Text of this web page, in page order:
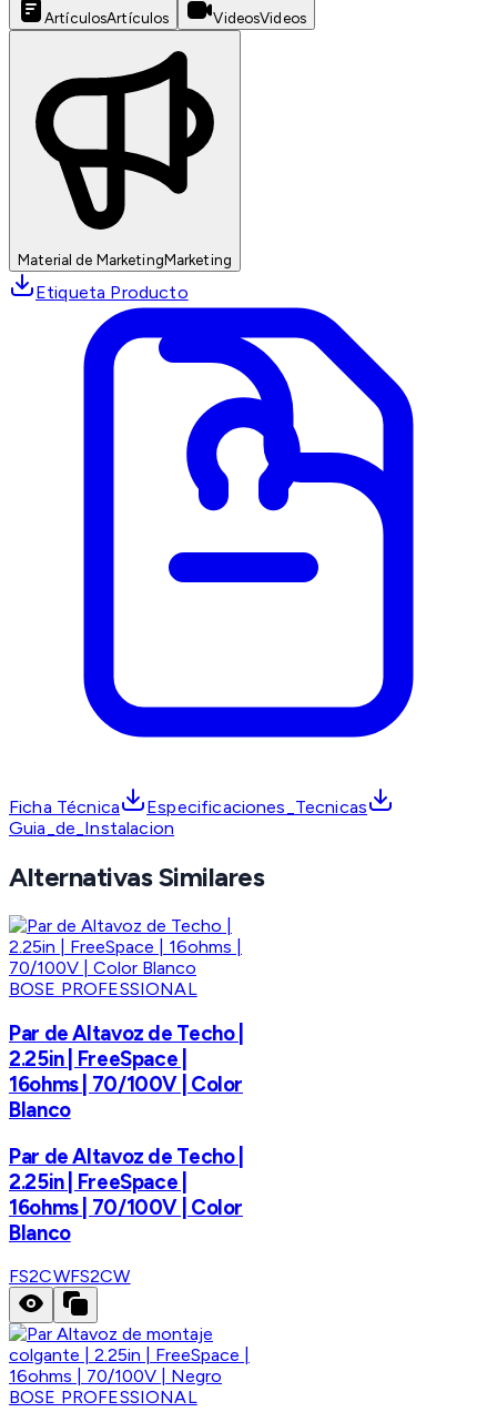
ArtículosArtículos VideosVideos
Material de MarketingMarketing
Etiqueta Producto
Ficha Técnica
Especificaciones_Tecnicas
Guia_de_Instalacion
Alternativas Similares
BOSE PROFESSIONAL
Par de Altavoz de Techo |
2.25in | FreeSpace |
16ohms | 70/100V | Color
Blanco
Par de Altavoz de Techo |
2.25in | FreeSpace |
16ohms | 70/100V | Color
Blanco
FS2CWFS2CW
BOSE PROFESSIONAL